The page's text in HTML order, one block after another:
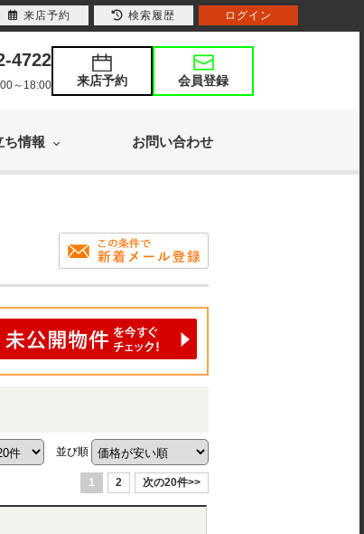
4722
～18:00 来店予約 会員登録
ち情報 お問い合わせ
並び順
1 2 次の20件>>
来店予約 検索履歴 ログイン